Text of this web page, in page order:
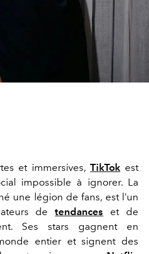
et immersives,TikTok est
impossible à ignorer. La
une légion de fans, est l'un
detendances et de
Ses stars gagnent en
entier et signent des